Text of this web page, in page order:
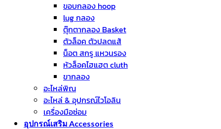
ขอบกลอง hoop
lug กลอง
ตุ๊กตากลอง Basket
ตัวล็อค ตัวปลดแส้
น็อต สกรู แหวนรอง
หัวล็อคไฮแฮต cluth
ขากลอง
อะไหล่พิณ
อะไหล่ & อุปกรณ์ไวโอลิน
เครื่องมือซ่อม
อุปกรณ์เสริม Accessories